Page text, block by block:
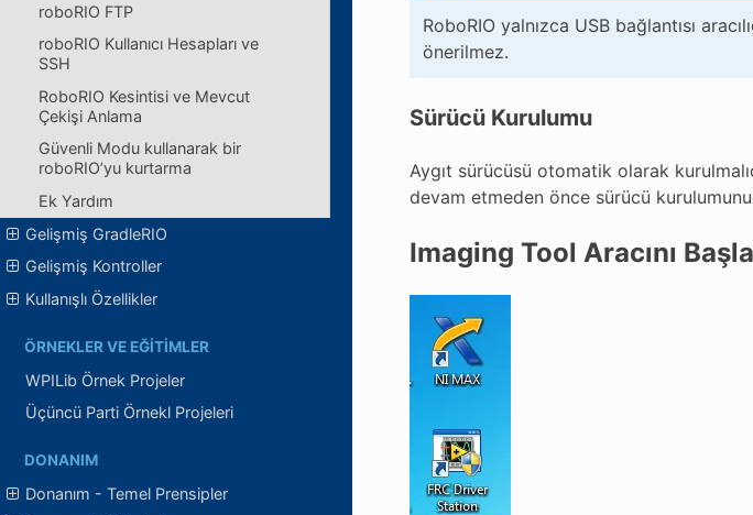
roboRIO FTP
roboRIO Kullanıcı Hesapları ve
SSH
RoboRIO Kesintisi ve Mevcut
Çekişi Anlama
Güvenli Modu kullanarak bir
roboRIO’yu kurtarma
Ek Yardım
Gelişmiş GradleRIO
Gelişmiş Kontroller
Kullanışlı Özellikler
ÖRNEKLER VE EĞITIMLER
WPILib Örnek Projeler
Üçüncü Parti Örnekl Projeleri
DONANIM
Donanım - Temel Prensipler
RoboRIO yalnızca USB bağlantısı
önerilmez.
Sürücü Kurulumu
Aygıt sürücüsü otomatik olarak
devam etmeden önce sürücü
Imaging Tool Aracını